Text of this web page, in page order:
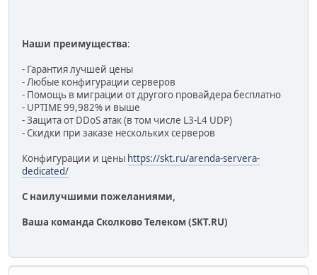
Наши преимущества:
- Гарантия лучшей цены
- Любые конфигурации серверов
- Помощь в миграции от другого провайдера бесплатно
- UPTIME 99,982% и выше
- Защита от DDoS атак (в том числе L3-L4 UDP)
- Скидки при заказе нескольких серверов
Конфигурации и цены https://skt.ru/arenda-servera-
dedicated/
С наилучшими пожеланиями,
Ваша команда Сколково Телеком (SKT.RU)